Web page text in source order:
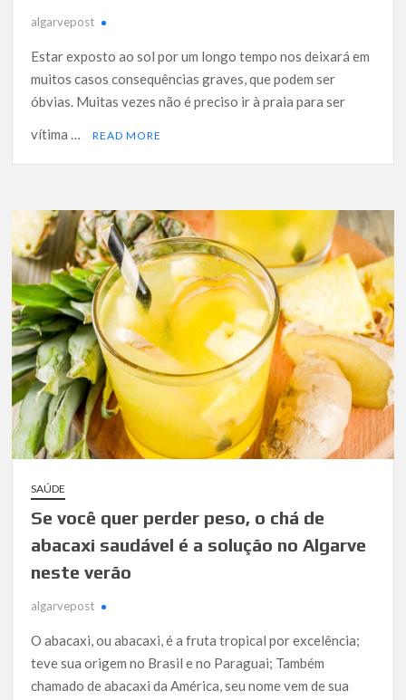
algarvepost
Estar exposto ao sol por um longo tempo nos deixará em
muitos casos consequências graves, que podem ser
óbvias. Muitas vezes não é preciso ir à praia para ser
vítima …
READ MORE
SAÚDE
Se você quer perder peso, o chá de
abacaxi saudável é a solução no Algarve
neste verão
algarvepost
O abacaxi, ou abacaxi, é a fruta tropical por excelência;
teve sua origem no Brasil e no Paraguai; Também
chamado de abacaxi da América, seu nome vem de sua